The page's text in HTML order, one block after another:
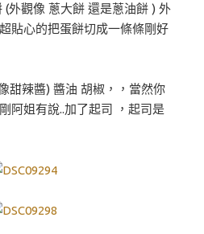
外觀像 蔥大餅 還是蔥油餅 ) 外
貼心的把蛋餅切成一條條剛好
甜辣醬) 醬油 胡椒，，當然你
阿姐有說..加了起司 ，起司是